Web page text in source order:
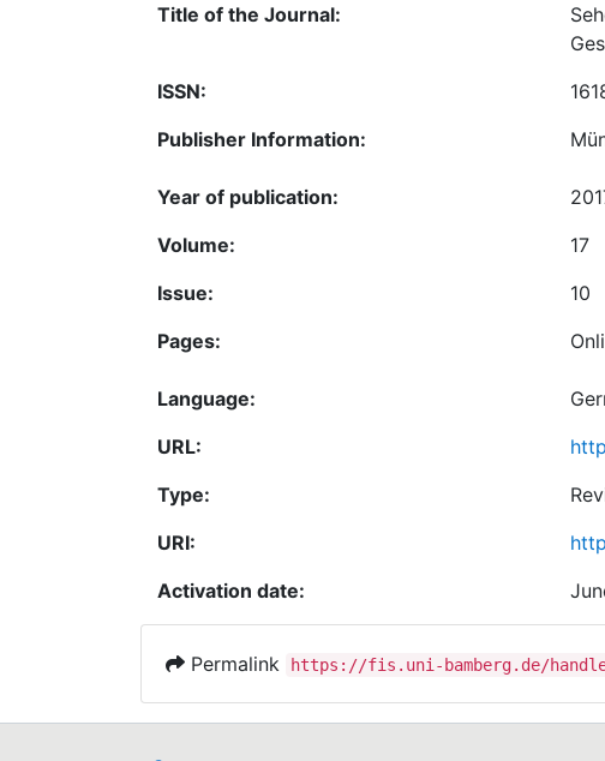
Title of the Journal:
ISSN:
Publisher Information:
Year of publication:
Volume:
17
Issue:
10
Pages:
Language:
URL:
Type:
URI:
Activation date:
Permalink https://fis.uni-bamberg.de/